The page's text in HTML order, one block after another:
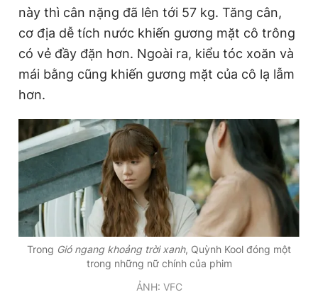
này thì cân nặng đã lên tới 57 kg. Tăng cân,
cơ địa dễ tích nước khiến gương mặt cô trông
có vẻ đầy đặn hơn. Ngoài ra, kiểu tóc xoăn và
mái bằng cũng khiến gương mặt của cô lạ lẫm
hơn.
Trong Gió ngang khoảng trời xanh, Quỳnh Kool đóng một
trong những nữ chính của phim
ẢNH: VFC